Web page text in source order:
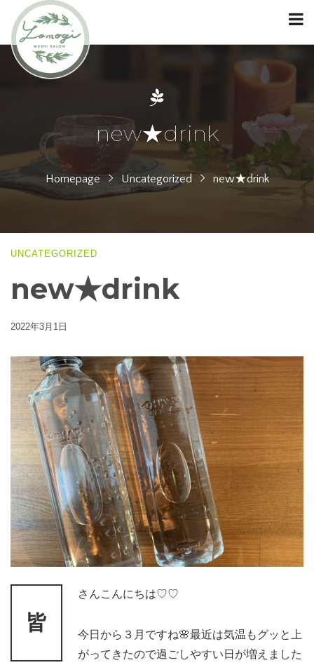
new★drink
Homepage Uncategorized new★drink
UNCATEGORIZED
new★drink
2022年3月1日
皆
さんこんにちは♡♡
今日から３月ですね🌸最近は気温もグッと上
がってきたので過ごしやすい日が増えました